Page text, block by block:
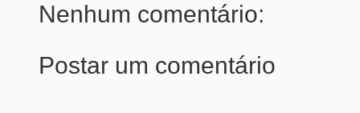
Nenhum comentário:
Postar um comentário